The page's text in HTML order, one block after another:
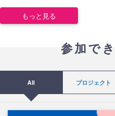
もっと見る
参加で
All プロジェクト